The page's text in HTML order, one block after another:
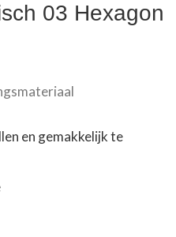
03 Hexagon
en gemakkelijk te